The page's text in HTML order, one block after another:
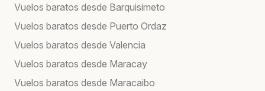
Vuelos baratos desde Barquisimeto
Vuelos baratos desde Puerto Ordaz
Vuelos baratos desde Valencia
Vuelos baratos desde Maracay
Vuelos baratos desde Maracaibo